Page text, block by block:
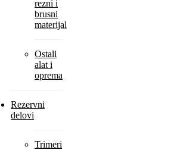
rezni i
brusni
materijal
Ostali
alat i
oprema
Rezervni
delovi
Trimeri